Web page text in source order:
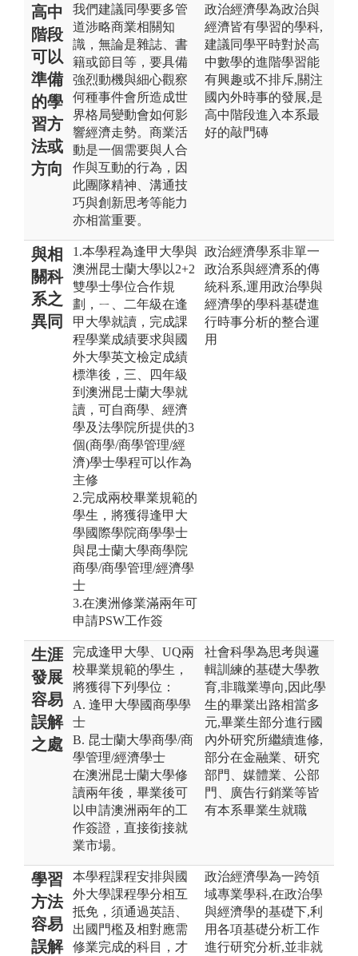
高中
階段
可以
準備
的學
習方
法或
方向
我們建議同學要多管
道涉略商業相關知
識，無論是雜誌、書
籍或節目等，要具備
強烈動機與細心觀察
何種事件會所造成世
界格局變動會如何影
響經濟走勢。商業活
動是一個需要與人合
作與互動的行為，因
此團隊精神、溝通技
巧與創新思考等能力
亦相當重要。
政治經濟學為政治與
經濟皆有學習的學科,
建議同學平時對於高
中數學的進階學習能
有興趣或不排斥,關注
國內外時事的發展,是
高中階段進入本系最
好的敲門磚
與相
關科
系之
異同
1.本學程為逢甲大學與
澳洲昆士蘭大學以2+2
雙學士學位合作規
劃，ㄧ、二年級在逢
甲大學就讀，完成課
程學業成績要求與國
外大學英文檢定成績
標準後，三、四年級
到澳洲昆士蘭大學就
讀，可自商學、經濟
學及法學院所提供的3
個(商學/商學管理/經
濟)學士學程可以作為
主修
2.完成兩校畢業規範的
學生，將獲得逢甲大
學國際學院商學學士
與昆士蘭大學商學院
商學/商學管理/經濟學
士
3.在澳洲修業滿兩年可
申請PSW工作簽
政治經濟學系非單一
政治系與經濟系的傳
統科系,運用政治學與
經濟學的學科基礎進
行時事分析的整合運
用
生涯
發展
容易
誤解
之處
完成逢甲大學、UQ兩
校畢業規範的學生，
將獲得下列學位：
A. 逢甲大學國商學學
士
B. 昆士蘭大學商學/商
學管理/經濟學士
在澳洲昆士蘭大學修
讀兩年後，畢業後可
以申請澳洲兩年的工
作簽證，直接銜接就
業市場。
社會科學為思考與邏
輯訓練的基礎大學教
育,非職業導向,因此學
生的畢業出路相當多
元,畢業生部分進行國
內外研究所繼續進修,
部分在金融業、研究
部門、媒體業、公部
門、廣告行銷業等皆
有本系畢業生就職
學習
方法
容易
誤解
本學程課程安排與國
外大學課程學分相互
抵免，須通過英語、
出國門檻及相對應需
修業完成的科目，才
政治經濟學為一跨領
域專業學科,在政治學
與經濟學的基礎下,利
用各項基礎分析工作
進行研究分析,並非就